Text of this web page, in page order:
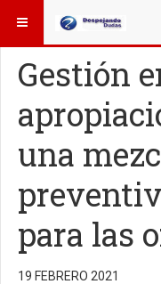
ESTÁ AQUÍ: TECNOLOGÍA
Gestión
una
para las
19 FEBRERO 2021